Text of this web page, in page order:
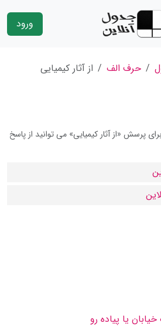
ورود
حرف الف از آثار كیمیایی
پرسش «از آثار كیمیایی» می توانید از پاسخ
یا پیاده رو